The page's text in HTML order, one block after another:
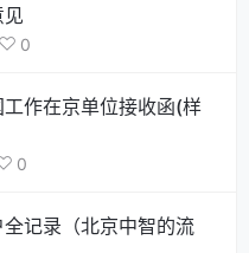
0
作在京单位接收函(样
0
记录（北京中智的流